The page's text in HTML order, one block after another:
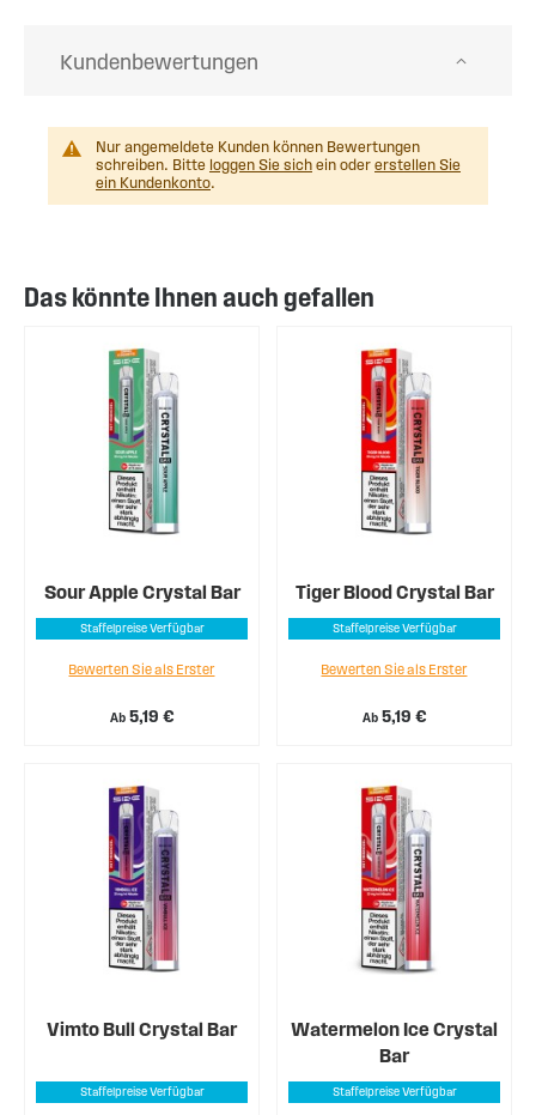
Kundenbewertungen
Nur angemeldete Kunden können Bewertungen
schreiben. Bitte loggen Sie sich ein oder erstellen Sie
ein Kundenkonto.
Das könnte Ihnen auch gefallen
Sour Apple Crystal Bar
Staffelpreise Verfügbar
Ab 5,19 €
Bewerten Sie als Erster
Tiger Blood Crystal Bar
Staffelpreise Verfügbar
Ab 5,19 €
Bewerten Sie als Erster
Vimto Bull Crystal Bar
Staffelpreise Verfügbar
Watermelon Ice Crystal
Bar
Staffelpreise Verfügbar